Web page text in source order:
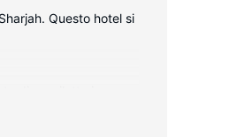
Questo hotel si
concedersi un po'